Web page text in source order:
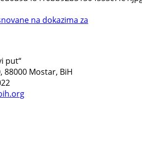
na dokazima za
put“
, 88000 Mostar, BiH